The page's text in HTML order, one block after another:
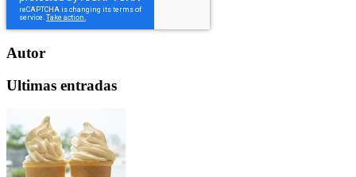
Autor
Ultimas entradas